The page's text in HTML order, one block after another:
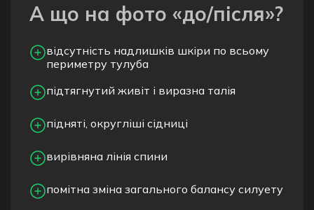
А що на фото «до/після»?
відсутність надлишків шкіри по всьому
периметру тулуба
підтягнутий живіт і виразна талія
підняті, округліші сідниці
вирівняна лінія спини
помітна зміна загального балансу силуету